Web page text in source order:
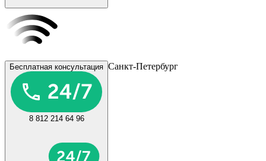
Бесплатная консультация
8 812 214 64 96
Санкт-Петербург